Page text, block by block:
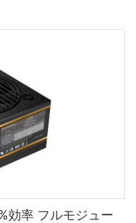
効率 フルモジュー